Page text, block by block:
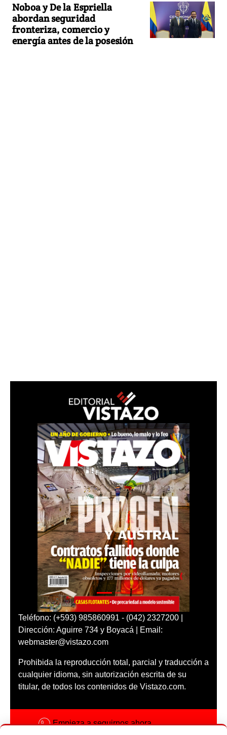
Noboa y De la Espriella
abordan seguridad
fronteriza, comercio y
energía antes de la posesión
Teléfono: (+593) 985860991 - (042) 2327200 |
Dirección: Aguirre 734 y Boyacá | Email:
webmaster@vistazo.com
Prohibida la reproducción total, parcial y traducción a
cualquier idioma, sin autorización escrita de su
titular, de todos los contenidos de Vistazo.com.
Empieza a seguirnos ahora